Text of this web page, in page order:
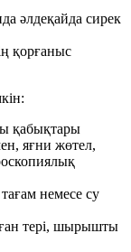
әлдеқайда сирек
қорғаныс
қабықтары
яғни жөтел,
немесе су
тері, шырышты